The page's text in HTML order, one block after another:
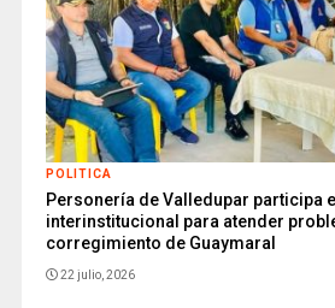
POLITICA
Personería de Valledupar participa
interinstitucional para atender
corregimiento de Guaymaral
22 julio, 2026